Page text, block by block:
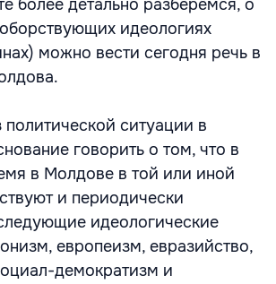
более детально разберёмся, о
идеологиях
можно вести сегодня речь в
ситуации в
говорить о том, что в
в Молдове в той или иной
и периодически
идеологические
европеизм, евразийство,
демократизм и